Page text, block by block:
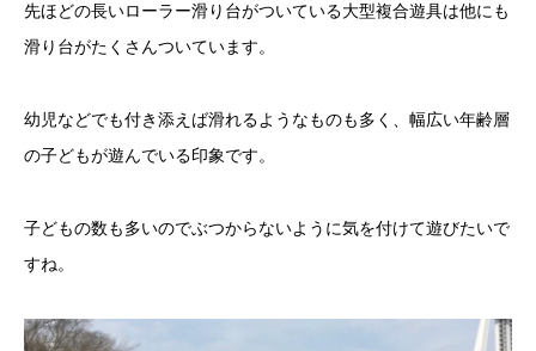
先ほどの長いローラー滑り台がついている大型複合遊具は他にも
滑り台がたくさんついています。
幼児などでも付き添えば滑れるようなものも多く、幅広い年齢層
の子どもが遊んでいる印象です。
子どもの数も多いのでぶつからないように気を付けて遊びたいで
すね。